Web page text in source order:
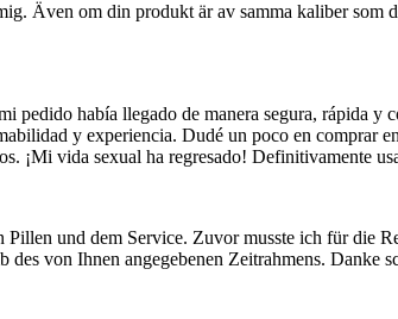
Även om din produkt är av samma kaliber
pedido había llegado de manera segura, rápida
y experiencia. Dudé un poco en comprar
¡Mi vida sexual ha regresado! Definitivamente
und dem Service. Zuvor musste ich für die
von Ihnen angegebenen Zeitrahmens. Danke